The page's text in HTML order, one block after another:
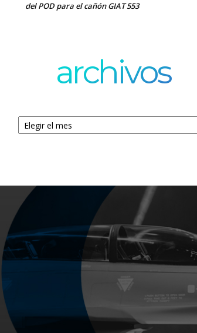
del POD para el cañón GIAT 553
archivos
Archivos